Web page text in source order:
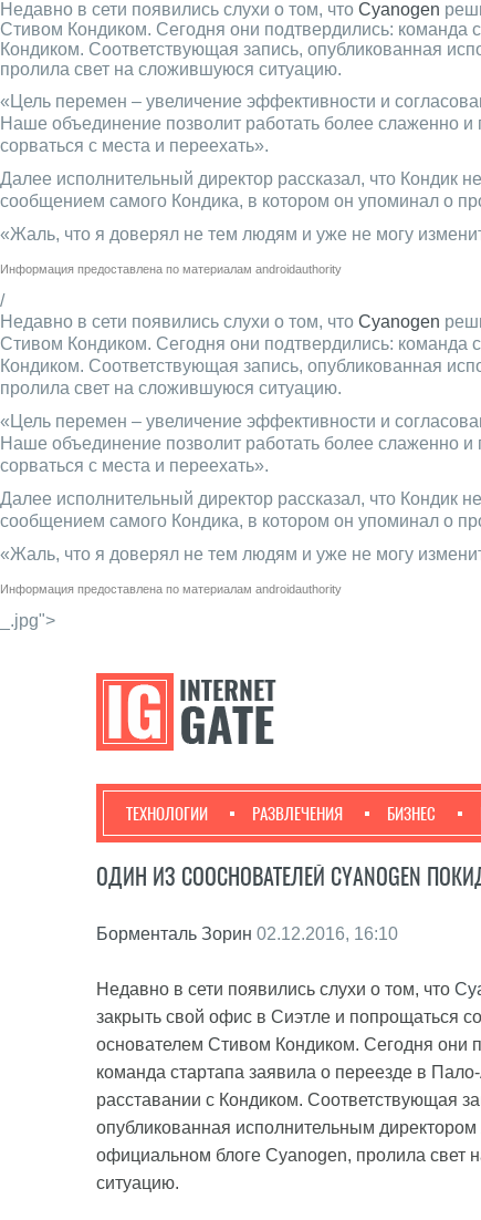
Недавно в сети появились слухи о том, что Cyanogen
Стивом Кондиком. Сегодня они подтвердились: команда
Кондиком. Соответствующая запись, опубликованная
пролила свет на сложившуюся ситуацию.
«Цель перемен – увеличение эффективности и
Наше объединение позволит работать более слаженно
сорваться с места и переехать».
Далее исполнительный директор рассказал, что Кондик
сообщением самого Кондика, в котором он упоминал о
«Жаль, что я доверял не тем людям и уже не могу
Информация предоставлена по материалам androidauthority
/
Недавно в сети появились слухи о том, что Cyanogen
Стивом Кондиком. Сегодня они подтвердились: команда
Кондиком. Соответствующая запись, опубликованная
пролила свет на сложившуюся ситуацию.
«Цель перемен – увеличение эффективности и
Наше объединение позволит работать более слаженно
сорваться с места и переехать».
Далее исполнительный директор рассказал, что Кондик
сообщением самого Кондика, в котором он упоминал о
«Жаль, что я доверял не тем людям и уже не могу
Информация предоставлена по материалам androidauthority
_.jpg">
ТЕХНОЛОГИИ РАЗВЛЕЧЕНИЯ БИЗНЕС
ОДИН ИЗ СООСНОВАТЕЛЕЙ CYANOGEN
Борменталь Зорин 02.12.2016, 16:10
Недавно в сети появились слухи о том, что
закрыть свой офис в Сиэтле и попрощаться
основателем Стивом Кондиком. Сегодня они
команда стартапа заявила о переезде в
расставании с Кондиком. Соответствующая
опубликованная исполнительным
официальном блоге Cyanogen, пролила свет
ситуацию.